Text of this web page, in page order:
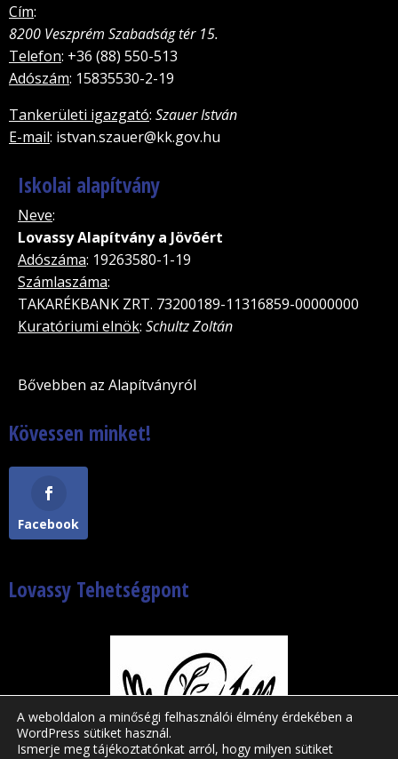
Cím:
8200 Veszprém Szabadság tér 15.
Telefon: +36 (88) 550-513
Adószám: 15835530-2-19
Tankerületi igazgató: Szauer István
E-mail: istvan.szauer@kk.gov.hu
Iskolai alapítvány
Neve:
Lovassy Alapítvány a Jövõért
Adószáma: 19263580-1-19
Számlaszáma:
TAKARÉKBANK ZRT. 73200189-11316859-00000000
Kuratóriumi elnök: Schultz Zoltán
Bővebben az Alapítványról
Kövessen minket!
Facebook
Lovassy Tehetségpont
A weboldalon a minőségi felhasználói élmény érdekében a
WordPress sütiket használ.
Ismerje meg tájékoztatónkat arról, hogy milyen sütiket